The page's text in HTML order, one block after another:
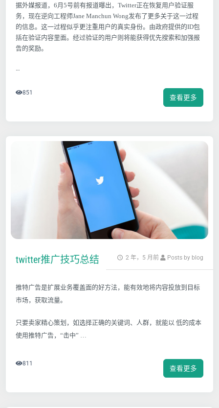
据外媒报道，6月5号前有报道曝出，Twitter正在恢复用户验证服
务，现在逆向工程师Jane Manchun Wong发布了更多关于这一过程
的信息。这一过程似乎更注重用户的真实身份。由政府提供的ID包
括在验证内容里面。经过验证的用户则将能获得优先搜索和加强报
告的奖励。
…
查看更多
851
2 年，5 月前 Posts by blog
twitter推广技巧总结
推特广告是扩展业务覆盖面的好方法，能有效地将内容投放到目标
市场，获取流量。
只要卖家精心策划，如选择正确的关键词、人群，就能以 低的成本
使用推特广告，“击中” …
查看更多
811